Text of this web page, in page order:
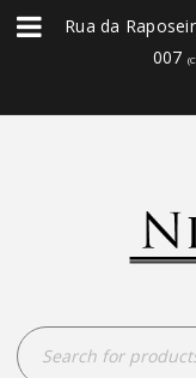
Rua da
007